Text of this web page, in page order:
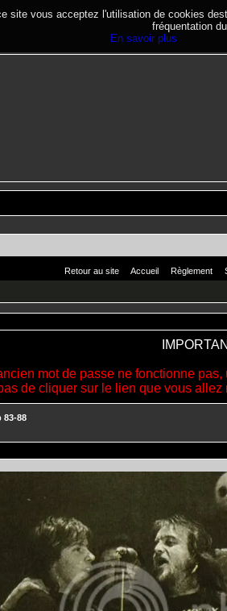
site vous acceptez l'utilisation de cookies
fréquentation
En savoir plus
Retour au site Accueil Règlement
mot de passe ne fonctionne
de cliquer sur le lien que vous
83-88